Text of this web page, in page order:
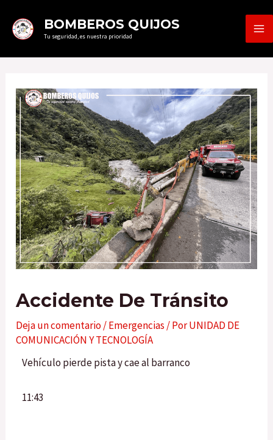
BOMBEROS QUIJOS
Tu seguridad, es nuestra prioridad
Accidente De Tránsito
Deja un comentario/Emergencias / PorUNIDAD DE
COMUNICACIÓN Y TECNOLOGÍA
Vehículo pierde pista y cae al barranco
11:43